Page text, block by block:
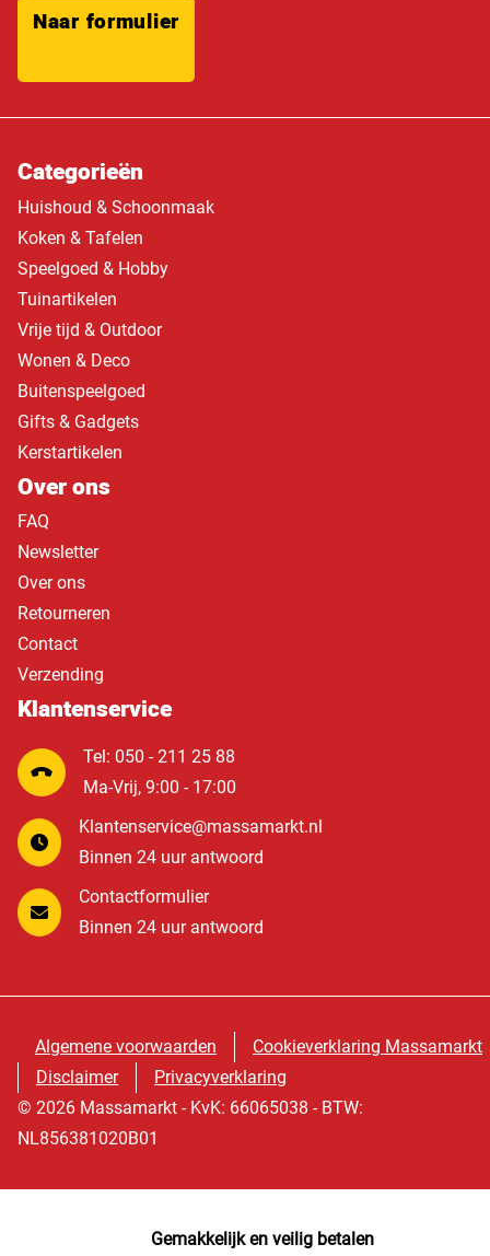
Naar formulier
Categorieën
Huishoud & Schoonmaak
Koken & Tafelen
Speelgoed & Hobby
Tuinartikelen
Vrije tijd & Outdoor
Wonen & Deco
Buitenspeelgoed
Gifts & Gadgets
Kerstartikelen
Over ons
FAQ
Newsletter
Over ons
Retourneren
Contact
Verzending
Klantenservice
Tel: 050 - 211 25 88
Ma-Vrij, 9:00 - 17:00
Klantenservice@massamarkt.nl
Binnen 24 uur antwoord
Contactformulier
Binnen 24 uur antwoord
Algemene voorwaarden
Cookieverklaring Massamarkt
Disclaimer
Privacyverklaring
© 2026 Massamarkt - KvK: 66065038 - BTW:
NL856381020B01
Gemakkelijk en veilig betalen